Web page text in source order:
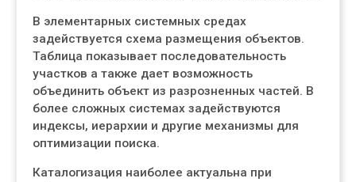
В элементарных системных средах
задействуется схема размещения объектов.
Таблица показывает последовательность
участков а также дает возможность
объединить объект из разрозненных частей. В
более сложных системах задействуются
индексы, иерархии и другие механизмы для
оптимизации поиска.
Каталогизация наиболее актуальна при